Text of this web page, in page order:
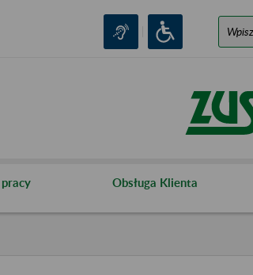
Obsługa Klienta